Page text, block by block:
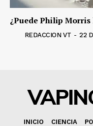
¿Puede Philip
REDACCION VT - 22
INICIO CIENCIA